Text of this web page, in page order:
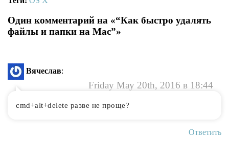
Один комментарий на «“Как быстро удалять
файлы и папки на Mac”»
Вячеслав:
Friday May 20th, 2016 в 18:44
cmd+alt+delete разве не проще?
Ответить